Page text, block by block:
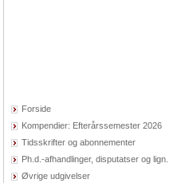
Forside
Kompendier: Efterårssemester 2026
Tidsskrifter og abonnementer
Ph.d.-afhandlinger, disputatser og lign.
Øvrige udgivelser